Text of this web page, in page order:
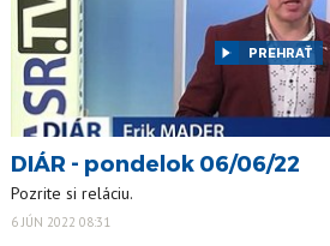
PREHRAŤ
DIÁR - pondelok 06/06/22
Pozrite si reláciu.
6 JÚN 2022 08:31